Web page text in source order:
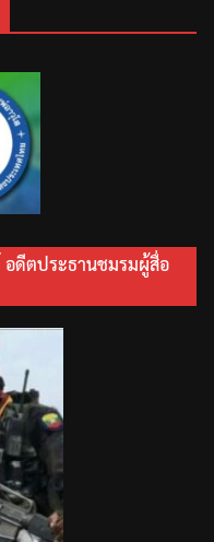
อดีตประธานชมรมผู้สื่อ